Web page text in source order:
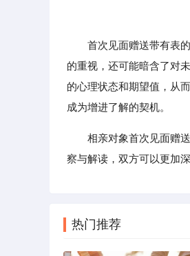
首次见面赠送带有表的
的重视，还可能暗含了对
的心理状态和期望值，从
成为增进了解的契机。
相亲对象首次见面赠
察与解读，双方可以更加
热门推荐